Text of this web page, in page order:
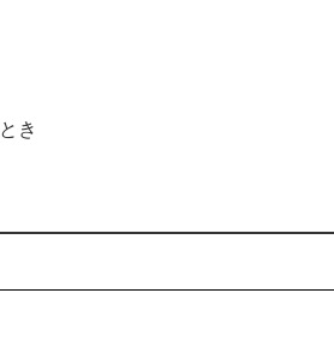
き